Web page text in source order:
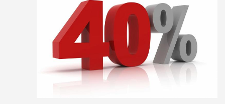
Helios Spa 4*
Doubletree By Hilton
Ціни в онлайні.